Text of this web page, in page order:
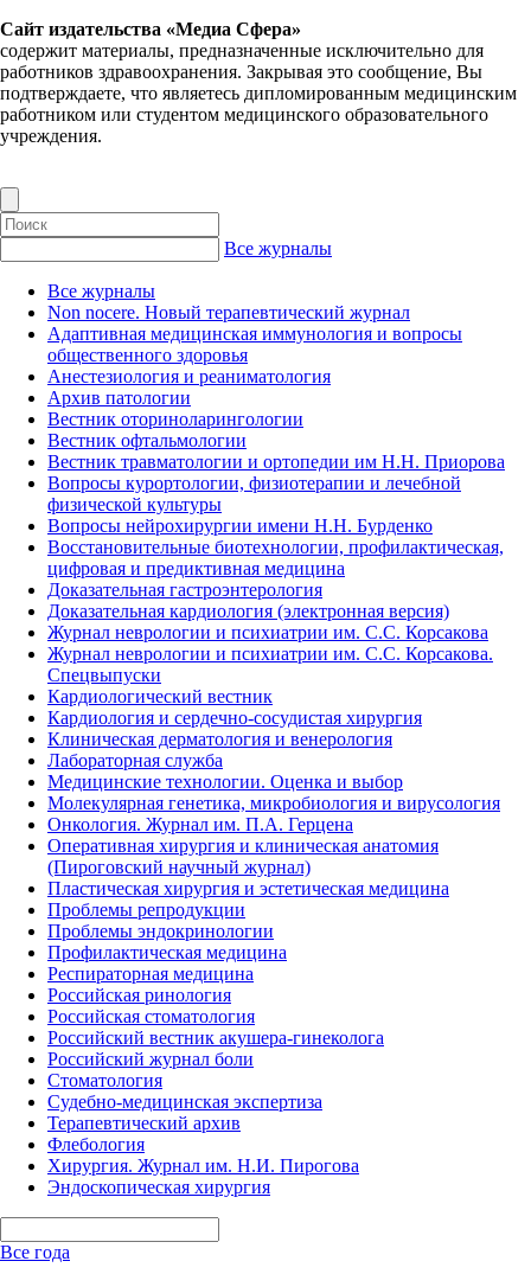
Сайт издательства «Медиа Сфера»
содержит материалы, предназначенные исключительно для
работников здравоохранения. Закрывая это сообщение, Вы
подтверждаете, что являетесь дипломированным медицинским
работником или студентом медицинского образовательного
учреждения.
Все журналы
Все журналы
Non nocere. Новый терапевтический журнал
Адаптивная медицинская иммунология и вопросы
общественного здоровья
Анестезиология и реаниматология
Архив патологии
Вестник оториноларингологии
Вестник офтальмологии
Вестник травматологии и ортопедии им Н.Н. Приорова
Вопросы курортологии, физиотерапии и лечебной
физической культуры
Вопросы нейрохирургии имени Н.Н. Бурденко
Восстановительные биотехнологии, профилактическая,
цифровая и предиктивная медицина
Доказательная гастроэнтерология
Доказательная кардиология (электронная версия)
Журнал неврологии и психиатрии им. С.С. Корсакова
Журнал неврологии и психиатрии им. С.С. Корсакова.
Спецвыпуски
Кардиологический вестник
Кардиология и сердечно-сосудистая хирургия
Клиническая дерматология и венерология
Лабораторная служба
Медицинские технологии. Оценка и выбор
Молекулярная генетика, микробиология и вирусология
Онкология. Журнал им. П.А. Герцена
Оперативная хирургия и клиническая анатомия
(Пироговский научный журнал)
Пластическая хирургия и эстетическая медицина
Проблемы репродукции
Проблемы эндокринологии
Профилактическая медицина
Респираторная медицина
Российская ринология
Российская стоматология
Российский вестник акушера-гинеколога
Российский журнал боли
Стоматология
Судебно-медицинская экспертиза
Терапевтический архив
Флебология
Хирургия. Журнал им. Н.И. Пирогова
Эндоскопическая хирургия
Все года